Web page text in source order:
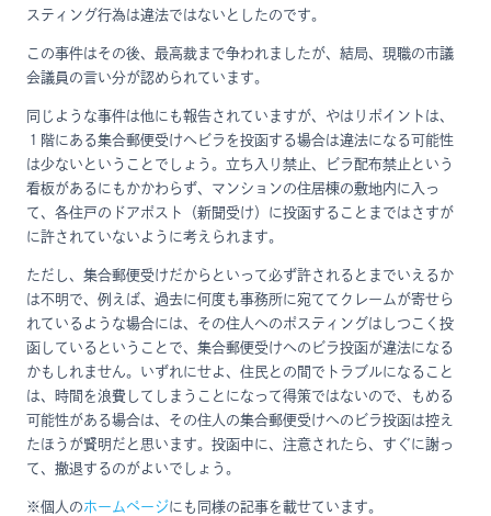
スティング行為は違法ではないとしたのです。
この事件はその後、最高裁まで争われましたが、結局、現職の市議
会議員の言い分が認められています。
同じような事件は他にも報告されていますが、やはりポイントは、
１階にある集合郵便受けへビラを投函する場合は違法になる可能性
は少ないということでしょう。立ち入り禁止、ビラ配布禁止という
看板があるにもかかわらず、マンションの住居棟の敷地内に入っ
て、各住戸のドアポスト（新聞受け）に投函することまではさすが
に許されていないように考えられます。
ただし、集合郵便受けだからといって必ず許されるとまでいえるか
は不明で、例えば、過去に何度も事務所に宛ててクレームが寄せら
れているような場合には、その住人へのポスティングはしつこく投
函しているということで、集合郵便受けへのビラ投函が違法になる
かもしれません。いずれにせよ、住民との間でトラブルになること
は、時間を浪費してしまうことになって得策ではないので、もめる
可能性がある場合は、その住人の集合郵便受けへのビラ投函は控え
たほうが賢明だと思います。投函中に、注意されたら、すぐに謝っ
て、撤退するのがよいでしょう。
※個人のホームページにも同様の記事を載せています。